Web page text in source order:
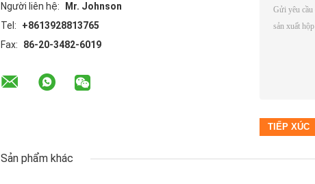
Người liên hệ:
Mr. Johnson
Tel:
+8613928813765
Fax:
86-20-3482-6019
Sản phẩm khác